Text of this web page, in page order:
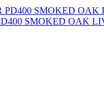
SMOKED OAK